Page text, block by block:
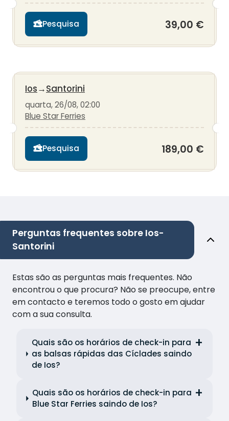
Pesquisa 39,00 €
Ios→Santorini
quarta, 26/08, 02:00
Blue Star Ferries
Pesquisa 189,00 €
Perguntas frequentes sobre Ios-
Santorini
Estas são as perguntas mais frequentes. Não
encontrou o que procura? Não se preocupe, entre
em contacto e teremos todo o gosto em ajudar
com a sua consulta.
Quais são os horários de check-in para
as balsas rápidas das Cíclades saindo
de Ios?
Quais são os horários de check-in para
Blue Star Ferries saindo de Ios?